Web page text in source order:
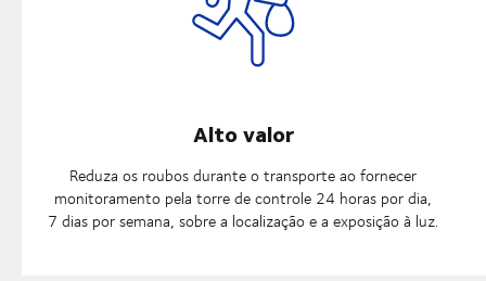
Alto valor
Reduza os roubos durante o transporte ao fornecer
monitoramento pela torre de controle 24 horas por dia,
7 dias por semana, sobre a localização e a exposição à luz.